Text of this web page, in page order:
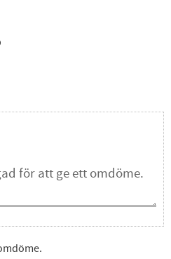
till i favoriter